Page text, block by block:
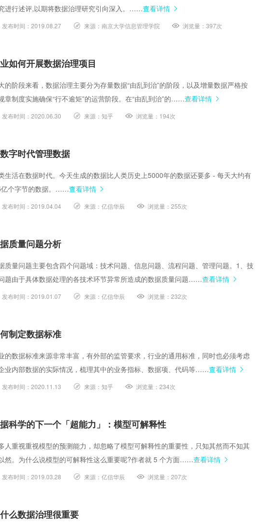
进行述评,以期将数据治理研究引向深入。……查看详情
发布时间： 2019.08.27 来源： 南京大学信息管理学院 浏览量： 397次
如何开展数据治理项目
的阶段来看，数据治理主要分为存量数据“由乱到治”的阶段，以及增量数据严格按
章制度实施确保“行不逾矩”的运营阶段。在“由乱到治”的……查看详情
发布时间： 2020.06.30 来源： 知乎 浏览量： 194次
字时代管理数据
生活在数据时代。今天生成的数据比人类历史上5000年的数据还要多 - 每天大约有
个字节的数据。……查看详情
发布时间： 2019.04.04 来源： 亿信华辰 浏览量： 255次
质量问题分析
质量问题主要包含四个问题域：技术问题、信息问题、流程问题、管理问题。1、技
题由于具体数据处理的各技术环节异常所造成的数据质量问题……查看详情
发布时间： 2019.01.07 来源： 亿信华辰 浏览量： 232次
制定数据标准
的数据标准来源非常丰富，有外部的监管要求，行业的通用标准，同时也必须考虑
业内部数据的实际情况，梳理其中的业务指标、数据项、代码等……查看详情
发布时间： 2020.11.13 来源： 知乎 浏览量： 234次
科学的下一个「超能力」：模型可解释性
人重视重视模型的预测能力，却忽略了模型可解释性的重要性，只知其然而不知其
然。为什么说模型的可解释性这么重要呢?作者就 5 个方面……查看详情
发布时间： 2019.03.28 来源： 亿信华辰 浏览量： 207次
么数据治理很重要